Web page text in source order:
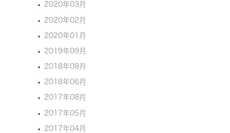
2020年03月
2020年02月
2020年01月
2019年09月
2018年08月
2018年06月
2017年08月
2017年05月
2017年04月